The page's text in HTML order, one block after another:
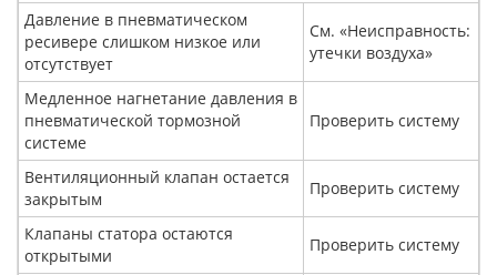
Давление в пневматическом
ресивере слишком низкое или
отсутствует
См. «Неисправность:
утечки воздуха»
Медленное нагнетание давления в
пневматической тормозной
системе
Проверить систему
Вентиляционный клапан остается
закрытым
Проверить систему
Клапаны статора остаются
открытыми
Проверить систему